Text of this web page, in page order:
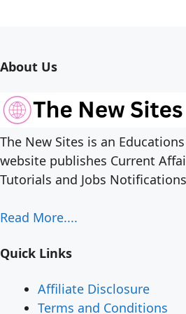
About Us
The New Sites is an
website publishes Current
Tutorials and Jobs
Read More....
Quick Links
Affiliate Disclosure
Terms and Conditions